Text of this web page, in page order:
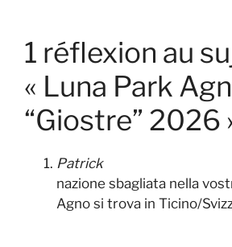
1 réflexion au
« Luna Park
“Giostre” 2026
Patrick
nazione sbagliata nella
Agno si trova in Ticino/